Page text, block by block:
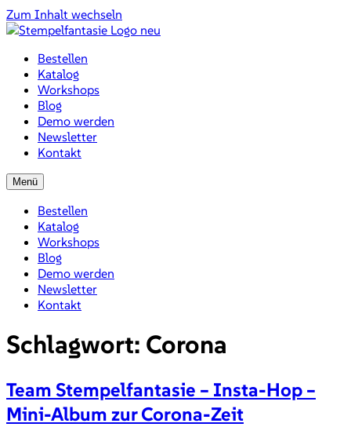
Zum Inhalt wechseln
Bestellen
Katalog
Workshops
Blog
Demo werden
Newsletter
Kontakt
Menü
Bestellen
Katalog
Workshops
Blog
Demo werden
Newsletter
Kontakt
Schlagwort: Corona
Team Stempelfantasie – Insta-Hop –
Mini-Album zur Corona-Zeit